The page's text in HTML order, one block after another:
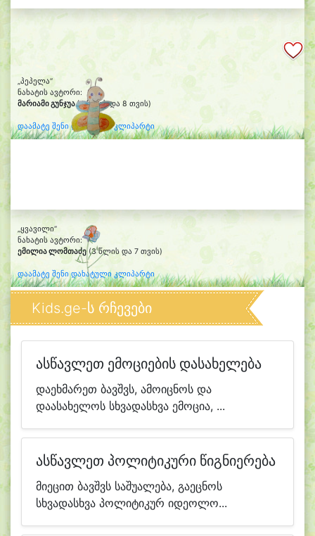
„პეპელა“
ნახატის ავტორი:
მარიამი გუნჯუა(4 წლის და 8 თვის)
დაამატე შენი დახატული კლიპარტი
„ყვავილი“
ნახატის ავტორი:
ემილია ლომთაძე(3 წლის და 7 თვის)
დაამატე შენი დახატული კლიპარტი
Kids.ge-ს რჩევები
ასწავლეთ ემოციების დასახელება
დაეხმარეთ ბავშვს, ამოიცნოს და
დაასახელოს სხვადასხვა ემოცია, ...
ასწავლეთ პოლიტიკური წიგნიერება
მიეცით ბავშვს საშუალება, გაეცნოს
სხვადასხვა პოლიტიკურ იდეოლო...